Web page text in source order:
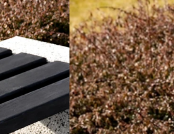
uživatele a správa účtu. Webové
služba Cookie-Script.com k
souhlasu se soubory cookie